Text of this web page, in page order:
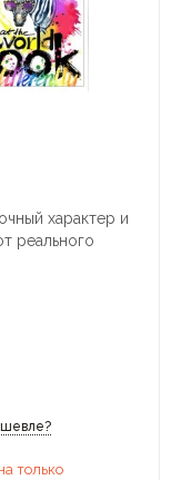
характер и
реального
только